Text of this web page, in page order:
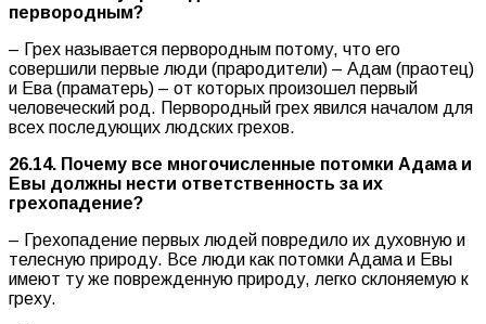
первородным?
– Грех называется первородным потому, что его
совершили первые люди (прародители) – Адам (праотец)
и Ева (праматерь) – от которых произошел первый
человеческий род. Первородный грех явился началом для
всех последующих людских грехов.
26.14. Почему все многочисленные потомки Адама и
Евы должны нести ответственность за их
грехопадение?
– Грехопадение первых людей повредило их духовную и
телесную природу. Все люди как потомки Адама и Евы
имеют ту же поврежденную природу, легко склоняемую к
греху.